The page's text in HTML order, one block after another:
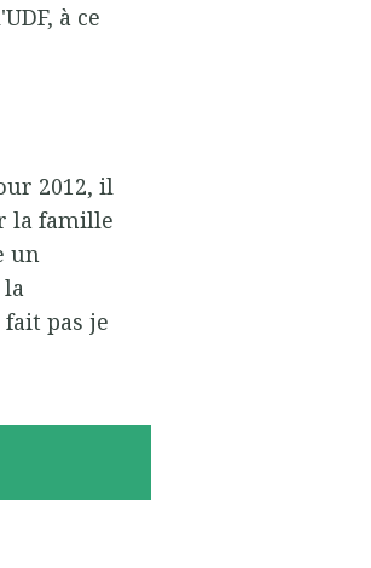
à ce
2012, il
la famille
un
pas je